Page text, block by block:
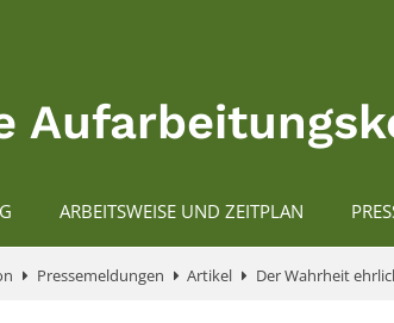
ARBEITSWEISE UND ZEITPLAN
Pressemeldungen Artikel Der Wahrheit